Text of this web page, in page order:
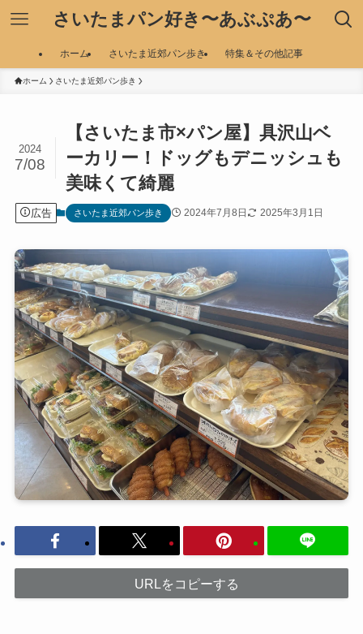
さいたまパン好き〜あぶぷあ〜
ホーム さいたま近郊パン歩き 特集＆その他記事
ホーム さいたま近郊パン歩き
【さいたま市×パン屋】具沢山ベ
ーカリー！ドッグもデニッシュも
美味くて綺麗
2024
7/08
広告 さいたま近郊パン歩き 2024年7月8日 2025年3月1日
URLをコピーする